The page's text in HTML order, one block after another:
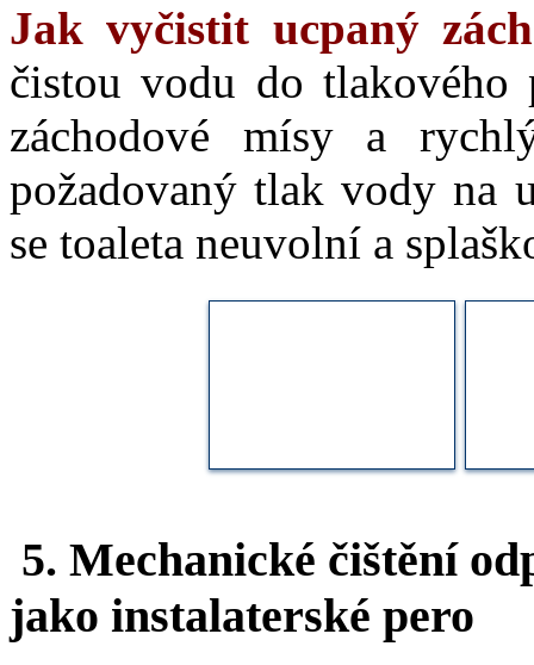
Jak vyčistit ucpaný
čistou vodu do
záchodové mísy a
požadovaný tlak vody na
se toaleta neuvolní a
5. Mechanické čištění
jako instalaterské pero